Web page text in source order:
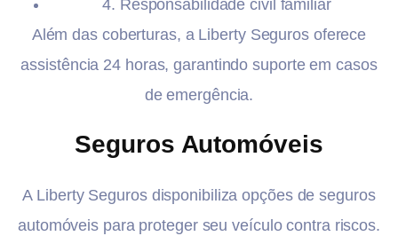
4. Responsabilidade civil familiar
Além das coberturas, a Liberty Seguros oferece
assistência 24 horas, garantindo suporte em casos
de emergência.
Seguros Automóveis
A Liberty Seguros disponibiliza opções de seguros
automóveis para proteger seu veículo contra riscos.